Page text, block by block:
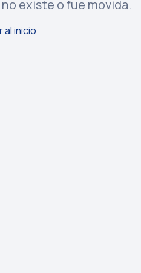
existe o fue movida.
al inicio